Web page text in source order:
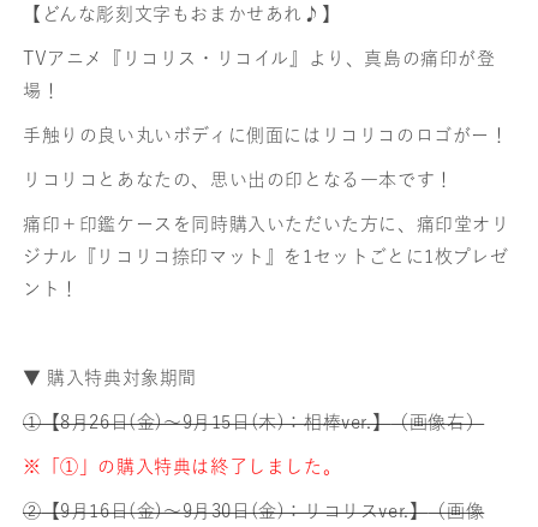
格
【どんな彫刻文字もおまかせあれ♪】
TVアニメ『リコリス・リコイル』より、真島の痛印が登
場！
手触りの良い丸いボディに側面にはリコリコのロゴがー！
リコリコとあなたの、思い出の印となる一本です！
痛印＋印鑑ケースを同時購入いただいた方に、痛印堂オリ
ジナル『リコリコ捺印マット』を1セットごとに1枚プレゼ
ント！
▼ 購入特典対象期間
①【8月26日(金)～9月15日(木)：相棒ver.】（画像右）
※「①」の購入特典は終了しました。
②【9月16日(金)～9月30日(金)：リコリスver.】（画像